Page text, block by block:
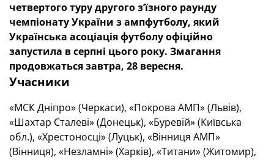
четвертого туру другого з’їзного раунду
чемпіонату України з ампфутболу, який
Українська асоціація футболу офіційно
запустила в серпні цього року. Змагання
продовжаться завтра, 28 вересня.
Учасники
«МСК Дніпро» (Черкаси), «Покрова АМП» (Львів),
«Шахтар Сталеві» (Донецьк), «Буревій» (Київська
обл.), «Хрестоносці» (Луцьк), «Вінниця АМП»
(Вінниця), «Незламні» (Харків), «Титани» (Житомир),